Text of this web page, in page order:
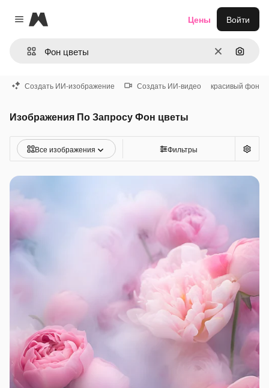
Close menu
Magnific
ОчиститьПоиск
Цены Войти
Создать ИИ-изображение Создать ИИ-видео красивый фон
Изображения По Запросу Фон цветы
Все изображения Фильтры